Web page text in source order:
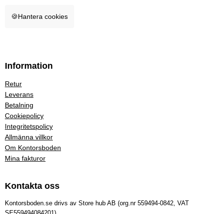
🍪Hantera cookies
Information
Retur
Leverans
Betalning
Cookiepolicy
Integritetspolicy
Allmänna villkor
Om Kontorsboden
Mina fakturor
Kontakta oss
Kontorsboden.se drivs av Store hub AB (org.nr 559494-0842, VAT